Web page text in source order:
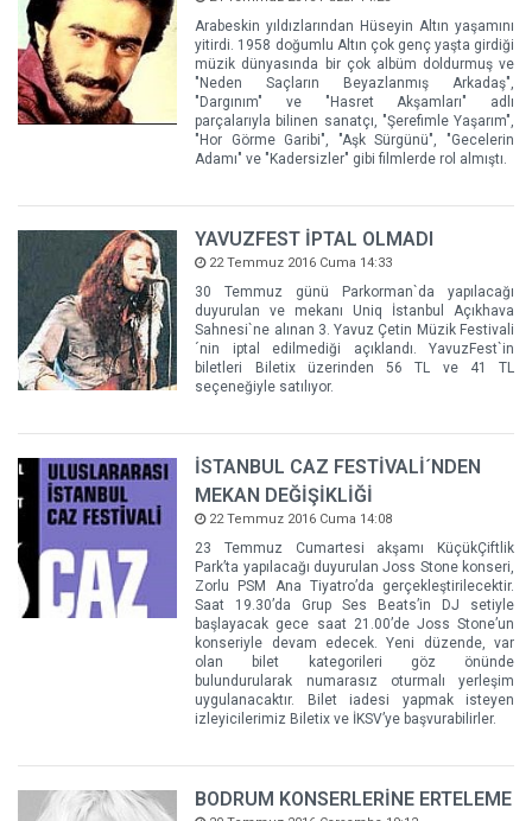
Arabeskin yıldızlarından Hüseyin Altın yaşamını
yitirdi. 1958 doğumlu Altın çok genç yaşta girdiği
müzik dünyasında bir çok albüm doldurmuş ve
"Neden Saçların Beyazlanmış Arkadaş",
"Dargınım" ve "Hasret Akşamları" adlı
parçalarıyla bilinen sanatçı, "Şerefimle Yaşarım",
"Hor Görme Garibi", "Aşk Sürgünü", "Gecelerin
Adamı" ve "Kadersizler" gibi filmlerde rol almıştı.
YAVUZFEST İPTAL OLMADI
22 Temmuz 2016 Cuma 14:33
30 Temmuz günü Parkorman`da yapılacağı
duyurulan ve mekanı Uniq İstanbul Açıkhava
Sahnesi`ne alınan 3. Yavuz Çetin Müzik Festivali
´nin iptal edilmediği açıklandı. YavuzFest`in
biletleri Biletix üzerinden 56 TL ve 41 TL
seçeneğiyle satılıyor.
İSTANBUL CAZ FESTİVALİ´NDEN
MEKAN DEĞİŞİKLİĞİ
22 Temmuz 2016 Cuma 14:08
23 Temmuz Cumartesi akşamı KüçükÇiftlik
Park’ta yapılacağı duyurulan Joss Stone konseri,
Zorlu PSM Ana Tiyatro’da gerçekleştirilecektir.
Saat 19.30’da Grup Ses Beats’in DJ setiyle
başlayacak gece saat 21.00’de Joss Stone’un
konseriyle devam edecek. Yeni düzende, var
olan bilet kategorileri göz önünde
bulundurularak numarasız oturmalı yerleşim
uygulanacaktır. Bilet iadesi yapmak isteyen
izleyicilerimiz Biletix ve İKSV’ye başvurabilirler.
BODRUM KONSERLERİNE ERTELEME